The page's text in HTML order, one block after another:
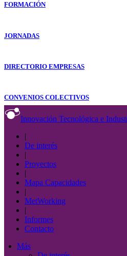
FORMACIÓN
JORNADAS
DIRECTORIO EMPRESAS
CONVENIOS COLECTIVOS
Innovación Tecnológica e
|
De interés
|
Proyectos
|
Mapa Capacidades
|
MetWorking
|
Informes
Contacto
Más